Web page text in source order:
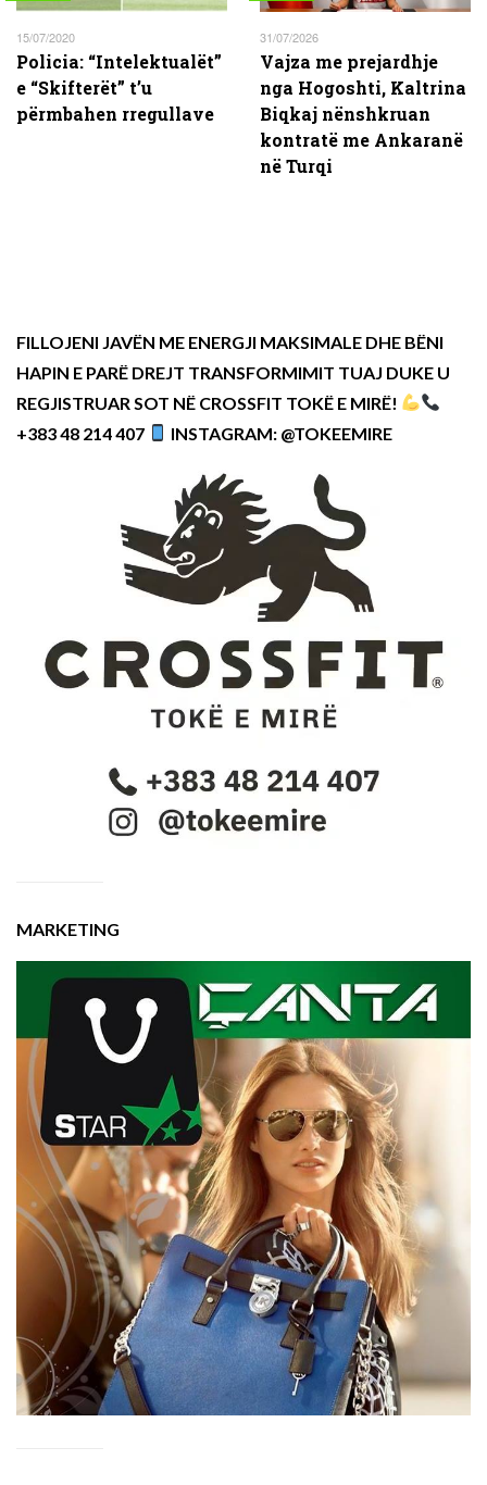
15/07/2020
Policia: “Intelektualët”
e “Skifterët” t’u
përmbahen rregullave
31/07/2026
Vajza me prejardhje
nga Hogoshti, Kaltrina
Biqkaj nënshkruan
kontratë me Ankaranë
në Turqi
FILLOJENI JAVËN ME ENERGJI MAKSIMALE DHE BËNI
HAPIN E PARË DREJT TRANSFORMIMIT TUAJ DUKE U
REGJISTRUAR SOT NË CROSSFIT TOKË E MIRË!
+383 48 214 407
INSTAGRAM: @TOKEEMIRE
MARKETING